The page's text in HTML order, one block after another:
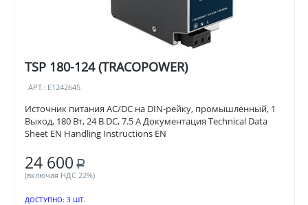
TSP 180-124 (TRACOPOWER)
АРТ.: E1242645
Источник питания AC/DC на DIN-рейку, промышленный, 1
Выход, 180 Вт, 24 В DC, 7.5 А Документация Technical Data
Sheet EN Handling Instructions EN
24 600 Р
(включая НДС 22%)
ДОСТУПНО: 3 ШТ.